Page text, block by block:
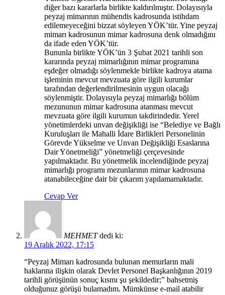
diğer bazı kararlarla birlikte kaldırılmıştır. Dolayısıyla
peyzaj mimarının mühendis kadrosunda istihdam
edilemeyeceğini bizzat söyleyen YÖK’tür. Yine peyzaj
mimarı kadrosunun mimar kadrosuna denk olmadığını
da ifade eden YÖK’tür.
Bununla birlikte YÖK’ün 3 Şubat 2021 tarihli son
kararında peyzaj mimarlığının mimar programına
eşdeğer olmadığı söylenmekle birlikte kadroya atama
işleminin mevcut mevzuata göre ilgili kurumlar
tarafından değerlendirilmesinin uygun olacağı
söylenmiştir. Dolayısıyla peyzaj mimarlığı bölüm
mezununun mimar kadrosuna atanması mevcut
mevzuata göre ilgili kurumun takdirindedir. Yerel
yönetimlerdeki unvan değişikliği ise “Belediye ve Bağlı
Kuruluşları ile Mahalli İdare Birlikleri Personelinin
Görevde Yükselme ve Unvan Değişikliği Esaslarına
Dair Yönetmeliği” yönetmeliği çerçevesinde
yapılmaktadır. Bu yönetmelik incelendiğinde peyzaj
mimarlığı programı mezunlarının mimar kadrosuna
atanabileceğine dair bir çıkarım yapılamamaktadır.
Cevap Ver
MEHMET dedi ki:
19 Aralık 2022, 17:15
“Peyzaj Mimarı kadrosunda bulunan memurların mali
haklarına ilişkin olarak Devlet Personel Başkanlığının 2019
tarihli görüşünün sonuç kısmı şu şekildedir;” bahsetmiş
olduğunuz görüşü bulamadım. Mümkünse e-mail atabilir